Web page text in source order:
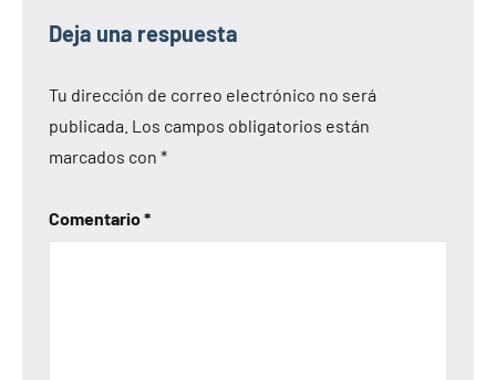
Deja una respuesta
Tu dirección de correo electrónico no será
publicada. Los campos obligatorios están
marcados con *
Comentario*